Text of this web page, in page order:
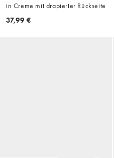
in Creme mit drapierter Rückseite
37,99 €